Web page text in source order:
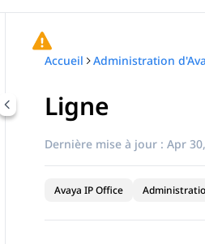
par titre
Accueil
Ligne
Dernière mise à jour : Apr
Avaya IP Office